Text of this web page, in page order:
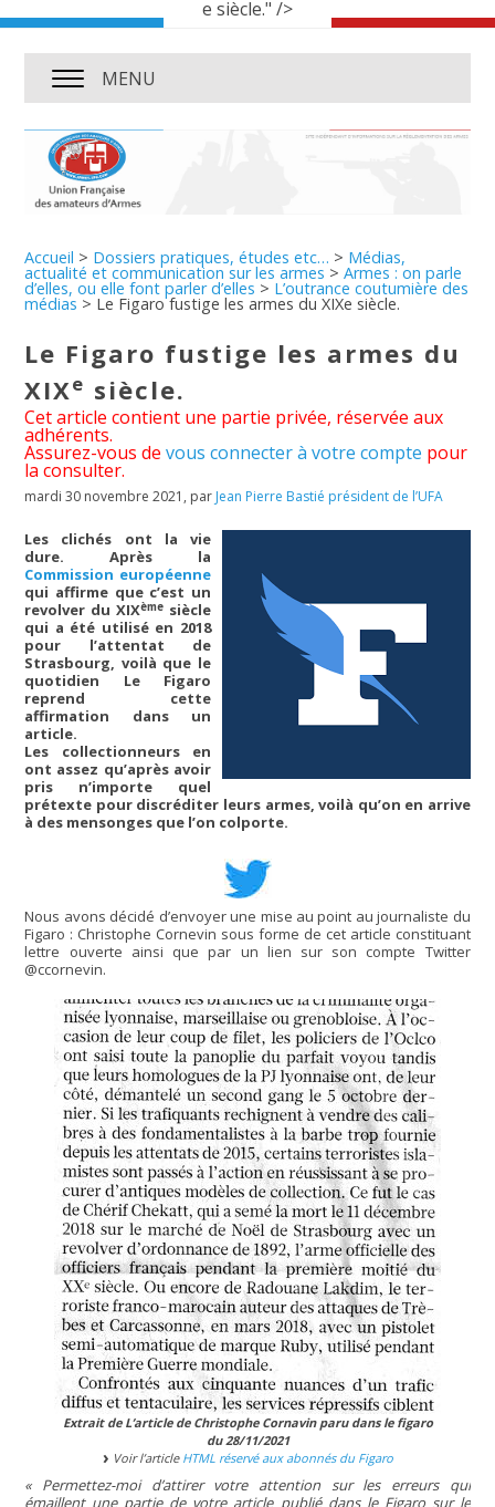
e siècle." />
MENU
Accueil > Dossiers pratiques, études etc… > Médias,
actualité et communication sur les armes >Armes : on parle
d’elles, ou elle font parler d’elles > L’outrance coutumière des
médias > Le Figaro fustige les armes du XIXe siècle.
Le Figaro fustige les armes du
XIXe siècle.
Cet article contient une partie privée, réservée aux
adhérents.
Assurez-vous devous connecter à votre compte pour
la consulter.
mardi 30 novembre 2021, par Jean Pierre Bastié président de l’UFA
Les clichés ont la vie
dure. Après la
Commission européenne
qui affirme que c’est un
revolver du XIXèmesiècle
qui a été utilisé en 2018
pour l’attentat de
Strasbourg, voilà que le
quotidien Le Figaro
reprend cette
affirmation dans un
article.
Les collectionneurs en
ont assez qu’après avoir
pris n’importe quel
prétexte pour discréditer leurs armes, voilà qu’on en arrive
à des mensonges que l’on colporte.
Nous avons décidé d’envoyer une mise au point au journaliste du
Figaro : Christophe Cornevin sous forme de cet article constituant
lettre ouverte ainsi que par un lien sur son compte Twitter
@ccornevin.
Extrait de L’article de Christophe Cornavin paru dans le figaro
du 28/11/2021
Voir l’article HTML réservé aux abonnés du Figaro
« Permettez-moi d’attirer votre attention sur les erreurs qui